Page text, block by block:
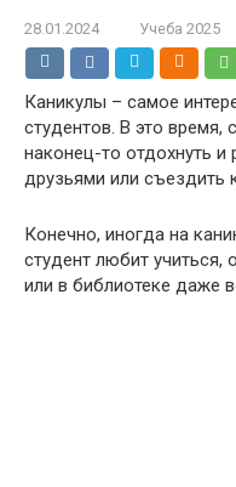
28.01.2024 Учеба 2025
Каникулы – самое
студентов. В это
наконец-то отдохнуть и
друзьями или съездить
Конечно, иногда на
студент любит
или в библиотеке даже